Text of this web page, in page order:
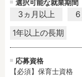
選択可能な就業期間
3ヵ月以上 6
1年以上の長期
応募資格
【必須】保育士資格